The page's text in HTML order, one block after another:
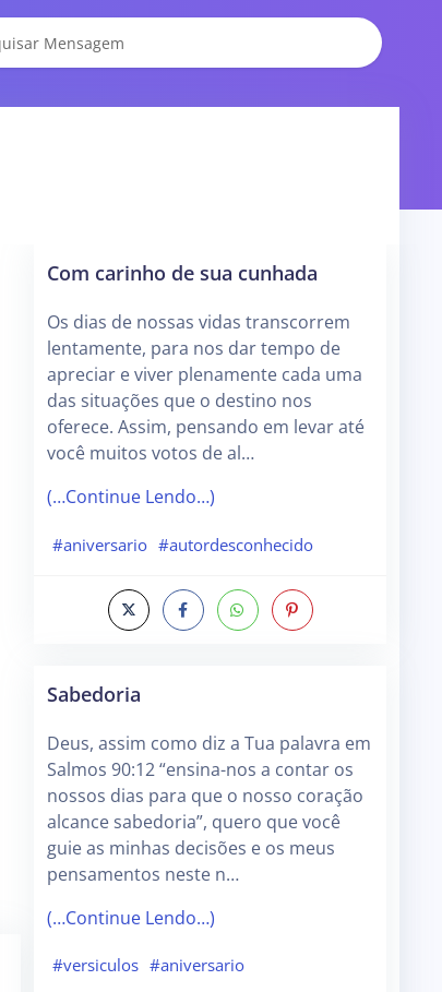
Com carinho de sua cunhada
Os dias de nossas vidas transcorrem
lentamente, para nos dar tempo de
apreciar e viver plenamente cada uma
das situações que o destino nos
oferece. Assim, pensando em levar até
você muitos votos de al…
(…Continue Lendo…)
#aniversario #autordesconhecido
Sabedoria
Deus, assim como diz a Tua palavra em
Salmos 90:12 “ensina-nos a contar os
nossos dias para que o nosso coração
alcance sabedoria”, quero que você
guie as minhas decisões e os meus
pensamentos neste n…
(…Continue Lendo…)
#versiculos #aniversario